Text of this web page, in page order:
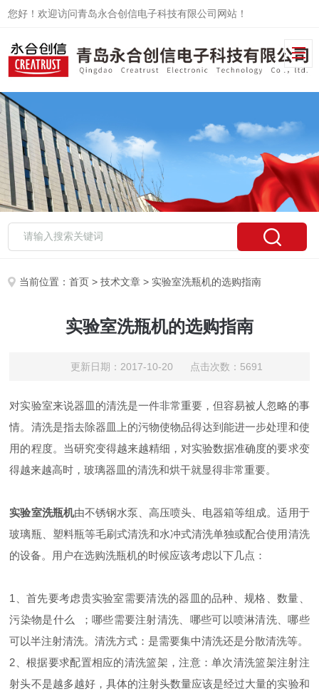
您好！欢迎访问青岛永合创信电子科技有限公司网站！
当前位置：首页 >技术文章 > 实验室洗瓶机的选购指南
实验室洗瓶机的选购指南
更新日期：2017-10-20 点击次数：5691
对实验室来说器皿的清洗是一件非常重要，但容易被人忽略的事
情。清洗是指去除器皿上的污物使物品得达到能进一步处理和使
用的程度。当研究变得越来越精细，对实验数据准确度的要求变
得越来越高时，玻璃器皿的清洗和烘干就显得非常重要。
实验室洗瓶机由不锈钢水泵、高压喷头、电器箱等组成。适用于
玻璃瓶、塑料瓶等毛刷式清洗和水冲式清洗单独或配合使用清洗
的设备。用户在选购洗瓶机的时候应该考虑以下几点：
1、首先要考虑贵实验室需要清洗的器皿的品种、规格、数量、
污染物是什么 ；哪些需要注射清洗、哪些可以喷淋清洗、哪些
可以半注射清洗。清洗方式：是需要集中清洗还是分散清洗等。
2、根据要求配置相应的清洗篮架，注意：单次清洗篮架注射注
射头不是越多越好，具体的注射头数量应该是经过大量的实验和